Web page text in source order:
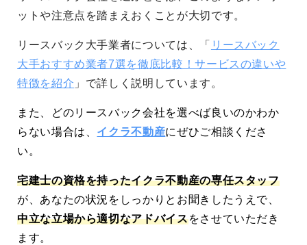
ットや注意点を踏まえおくことが大切です。
リースバック大手業者については、「 リースバック
大手おすすめ業者7選を徹底比較！サービスの違いや
特徴を紹介 」で詳しく説明しています。
また、どのリースバック会社を選べば良いのかわか
らない場合は、 イクラ不動産にぜひご相談くださ
い。
宅建士の資格を持ったイクラ不動産の専任スタッフ
が、あなたの状況をしっかりとお聞きしたうえで、
中立な立場から適切なアドバイスをさせていただき
ます。